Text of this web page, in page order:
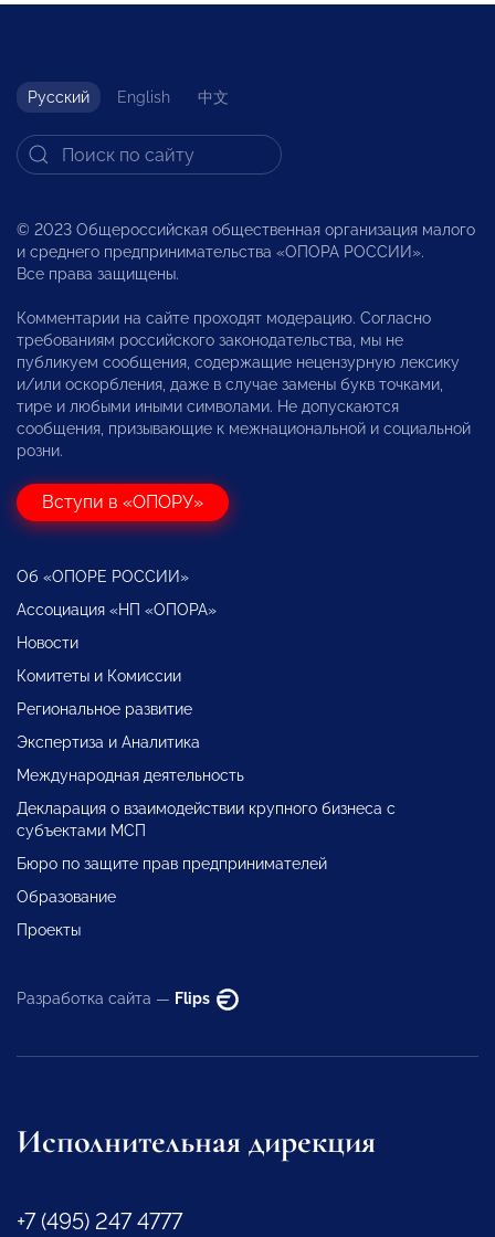
Русский English 中文
© 2023 Общероссийская общественная организация малого
и среднего предпринимательства «ОПОРА РОССИИ».
Все права защищены.
Комментарии на сайте проходят модерацию. Согласно
требованиям российского законодательства, мы не
публикуем сообщения, содержащие нецензурную лексику
и/или оскорбления, даже в случае замены букв точками,
тире и любыми иными символами. Не допускаются
сообщения, призывающие к межнациональной и социальной
розни.
Вступи в «ОПОРУ»
Об «ОПОРЕ РОССИИ»
Ассоциация «НП «ОПОРА»
Новости
Комитеты и Комиссии
Региональное развитие
Экспертиза и Аналитика
Международная деятельность
Декларация о взаимодействии крупного бизнеса с
субъектами МСП
Бюро по защите прав предпринимателей
Образование
Проекты
Разработка сайта — Flips
Исполнительная дирекция
+7 (495) 247 4777